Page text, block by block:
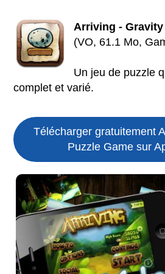
Arriving - Gravity
(VO, 61.1 Mo,
Un jeu de puzzle
complet et varié.
Télécharger gratuitement
Puzzle Game sur